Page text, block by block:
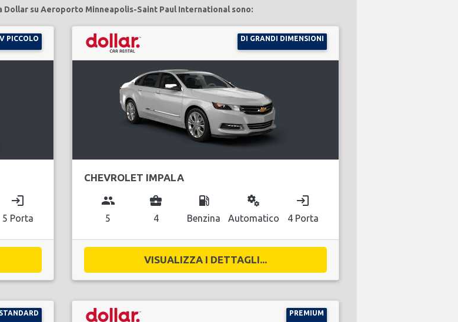
su Aeroporto Minneapolis-Saint Paul International sono:
PICCOLO
login
5 Porta
DI GRANDI DIMENSIONI
CHEVROLET IMPALA
group
5
business_center
4
local_gas_station
Benzina
miscellaneous_services
Automatico
login
4 Porta
VISUALIZZA I DETTAGLI...
STANDARD PREMIUM